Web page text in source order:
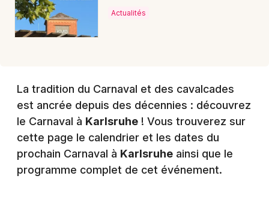
Actualités
La tradition du Carnaval et des cavalcades
est ancrée depuis des décennies : découvrez
le Carnaval à Karlsruhe ! Vous trouverez sur
cette page le calendrier et les dates du
prochain Carnaval à Karlsruhe ainsi que le
programme complet de cet événement.